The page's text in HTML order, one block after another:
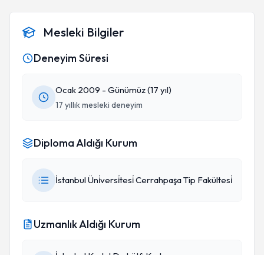
Mesleki Bilgiler
Deneyim Süresi
Ocak 2009 - Günümüz (17 yıl)
17 yıllık mesleki deneyim
Diploma Aldığı Kurum
İstanbul Üni̇versi̇tesi̇ Cerrahpaşa Tip Fakültesi̇
Uzmanlık Aldığı Kurum